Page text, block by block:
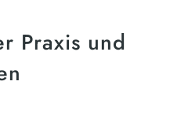
Praxis und